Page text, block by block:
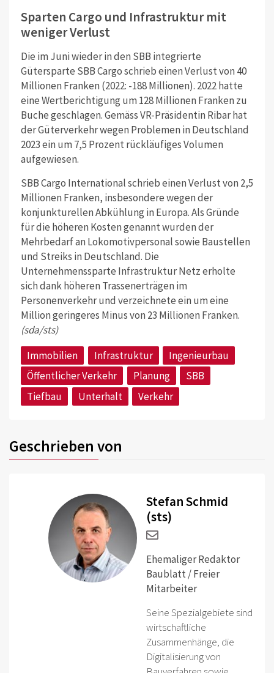
Sparten Cargo und Infrastruktur mit
weniger Verlust
Die im Juni wieder in den SBB integrierte
Gütersparte SBB Cargo schrieb einen Verlust von 40
Millionen Franken (2022: -188 Millionen). 2022 hatte
eine Wertberichtigung um 128 Millionen Franken zu
Buche geschlagen. Gemäss VR-Präsidentin Ribar hat
der Güterverkehr wegen Problemen in Deutschland
2023 ein um 7,5 Prozent rückläufiges Volumen
aufgewiesen.
SBB Cargo International schrieb einen Verlust von 2,5
Millionen Franken, insbesondere wegen der
konjunkturellen Abkühlung in Europa. Als Gründe
für die höheren Kosten genannt wurden der
Mehrbedarf an Lokomotivpersonal sowie Baustellen
und Streiks in Deutschland. Die
Unternehmenssparte Infrastruktur Netz erholte
sich dank höheren Trassenerträgen im
Personenverkehr und verzeichnete ein um eine
Million geringeres Minus von 23 Millionen Franken.
(sda/sts)
Immobilien
Infrastruktur
Ingenieurbau
Öffentlicher Verkehr
Planung
SBB
Tiefbau
Unterhalt Verkehr
Geschrieben von
Stefan Schmid
(sts)
Ehemaliger Redaktor
Baublatt / Freier
Mitarbeiter
Seine Spezialgebiete sind
wirtschaftliche
Zusammenhänge, die
Digitalisierung von